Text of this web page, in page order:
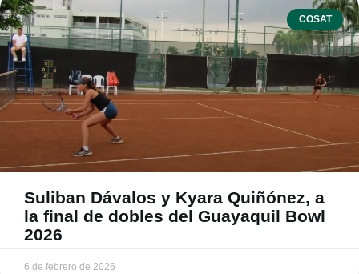
COSAT
Suliban Dávalos y Kyara Quiñónez, a
la final de dobles del Guayaquil Bowl
2026
6 de febrero de 2026